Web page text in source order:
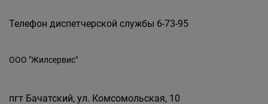
Телефон диспетчерской службы 6-73-95
ООО "Жилсервис"
пгт Бачатский, ул. Комсомольская, 10